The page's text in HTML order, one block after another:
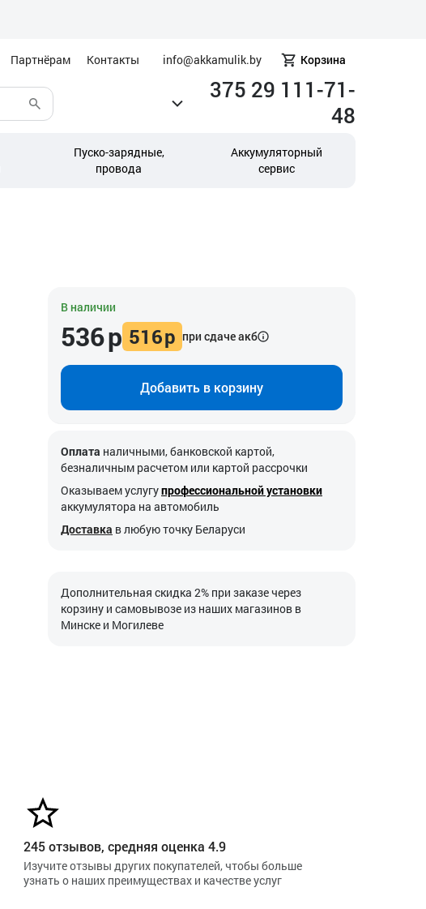
Партнёрам Контакты info@akkamulik.by Корзина
375 29 111-71-
48
Пуско-зарядные,
провода
Аккумуляторный
сервис
В наличии
536р 516р при сдаче акб
Добавить в корзину
Оплата наличными, банковской картой,
безналичным расчетом или картой рассрочки
Оказываем услугупрофессиональной установки
аккумулятора на автомобиль
Доставка в любую точку Беларуси
Дополнительная скидка 2% при заказе через
корзину и самовывозе из наших магазинов в
Минске и Могилеве
245 отзывов, средняя оценка 4.9
Изучите отзывы других покупателей, чтобы больше
узнать о наших преимуществах и качестве услуг